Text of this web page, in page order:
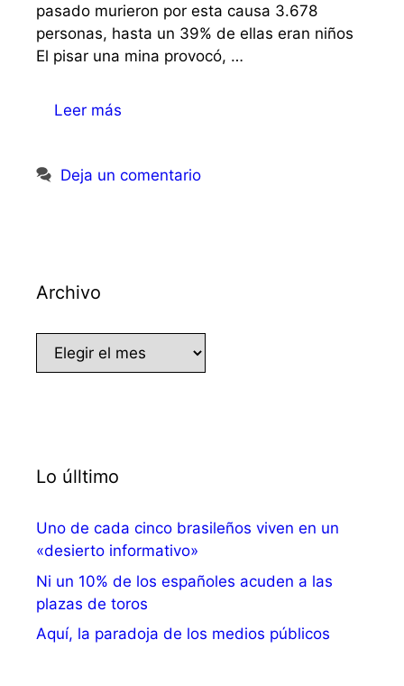
pasado murieron por esta causa 3.678
personas, hasta un 39% de ellas eran niños
El pisar una mina provocó, …
Leer más
Deja un comentario
Archivo
Archivo
Lo úlltimo
Uno de cada cinco brasileños viven en un
«desierto informativo»
Ni un 10% de los españoles acuden a las
plazas de toros
Aquí, la paradoja de los medios públicos